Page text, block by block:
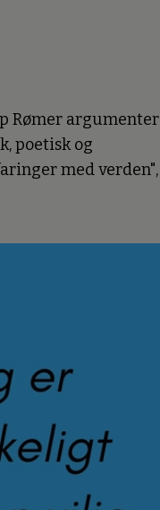
Rømer argumenter
poetisk og
med verden",